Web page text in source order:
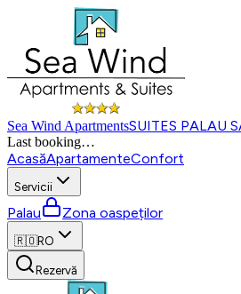
Sea Wind ApartmentsSUITES PALAU
Last booking…
AcasăApartamenteConfort
Servicii
Palau Zona oaspeților
🇷🇴RO
Rezervă